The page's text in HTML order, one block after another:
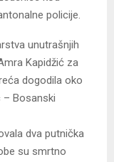
policije.
unutrašnjih
Kapidžić za
dogodila oko
– Bosanski
dva putnička
su smrtno